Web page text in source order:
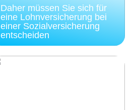
Daher müssen Sie sich für
eine Lohnversicherung bei
einer Sozialversicherung
entscheiden